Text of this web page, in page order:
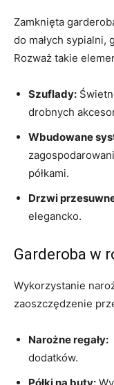
Zamknięta
do małych sypialni,
Rozważ takie
Szuflady:
drobnych
Wbudowane​
⁢półkami.
Drzwi
elegancko.
Garderoba ⁤w
Wykorzystanie⁢
zaoszczędzenie
Narożne regały:
dodatków.